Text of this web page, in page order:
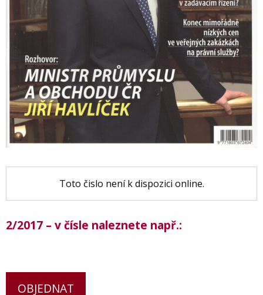
Toto čislo není k dispozici online.
2/2017 – v čísle naleznete např.:
OBJEDNAT